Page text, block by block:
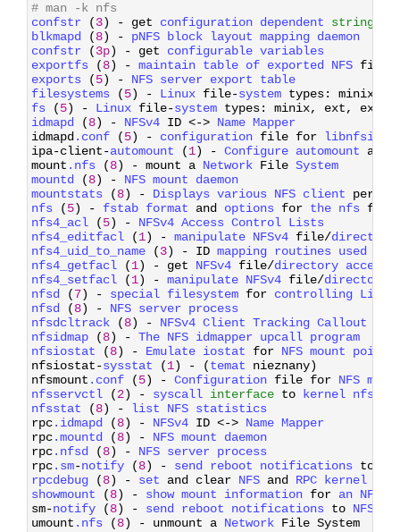
# man -k nfs
confstr
(3) - get configuration dependent string
blkmapd
(8) - pNFS block layout mapping daemon
confstr
(3p) - get configurable variables
exportfs
(8) - maintain table of exported NFS file
exports
(5) - NFS server export table
filesystems
(5) - Linux file-system types: minix
fs
(5) - Linux file-system types: minix, ext, ext2
idmapd
(8) - NFSv4 ID <-> Name Mapper
idmapd .conf (5) - configuration file for
ipa-client-automount (1) - Configure automount and
mount .nfs (8) - mount a Network File System
mountd
(8) - NFS mount daemon
mountstats
(8) - Displays various NFS client per
nfs
(5) - fstab format and options for the nfs file
nfs4_acl
(5) - NFSv4 Access Control Lists
nfs4_editfacl
(1) - manipulate NFSv4 file/
nfs4_uid_to_name
(3) - ID mapping routines used
nfs4_getfacl
(1) - get NFSv4 file/directory access
nfs4_setfacl
(1) - manipulate NFSv4 file/directory
nfsd
(7) - special filesystem for controlling
nfsd
(8) - NFS server process
nfsdcltrack
(8) - NFSv4 Client Tracking Callout
nfsidmap
(8) - The NFS idmapper upcall program
nfsiostat
(8) - Emulate iostat for NFS mount
nfsiostat-sysstat (1) - (temat nieznany)
nfsmount .conf (5) - Configuration file for NFS
nfsservctl
(2) - syscall interface to kernel nfs
nfsstat
(8) - list NFS statistics
rpc.idmapd (8) - NFSv4 ID <-> Name Mapper
rpc.mountd (8) - NFS mount daemon
rpc.nfsd (8) - NFS server process
rpc.sm-notify (8) - send reboot notifications to
rpcdebug
(8) - set and clear NFS and RPC kernel
showmount
(8) - show mount information for an NFS
sm-notify (8) - send reboot notifications to NFS
umount .nfs (8) - unmount a Network File System